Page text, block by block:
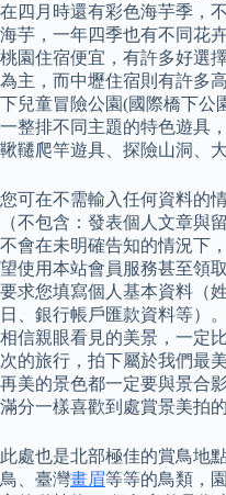
在四月時還有彩色海芋季，
海芋，一年四季也有不同花
桃園住宿便宜，有許多好選
為主，而中壢住宿則有許多
下兒童冒險公園(國際橋下公
一整排不同主題的特色遊具
鞦韆爬竿遊具、探險山洞、
您可在不需輸入任何資料的
（不包含：發表個人文章與
不會在未明確告知的情況下
望使用本站會員服務甚至領
要求您填寫個人基本資料（
日、銀行帳戶匯款資料等）
相信親眼看見的美景，一定
次的旅行，拍下屬於我們最
再美的景色都一定要與景合
滿分一樣喜歡到處賞景美拍的
此處也是北部極佳的賞鳥地
鳥、臺灣畫眉等等的鳥類，